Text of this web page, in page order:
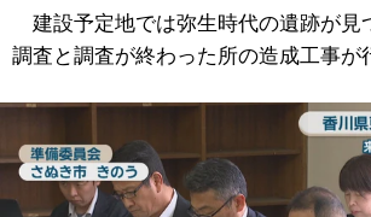
建設予定地では弥生時代の遺跡が見
調査と調査が終わった所の造成工事が